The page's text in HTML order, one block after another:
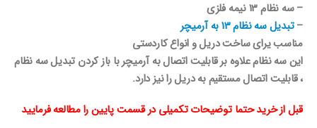
– سه نظام 13 نیمه فلزی
–تبدیل سه نظام 13 به آرمیچر
مناسب یرای ساخت دریل و انواع کاردستی
این سه نظام علاوه بر قابلیت اتصال به آرمیچر با باز کردن تبدیل سه نظام
، قابلیت اتصال مستقیم به دریل را نیز دارد.
قبل از خرید حتما توضیحات تکمیلی در قسمت پایین را مطالعه فرمایید